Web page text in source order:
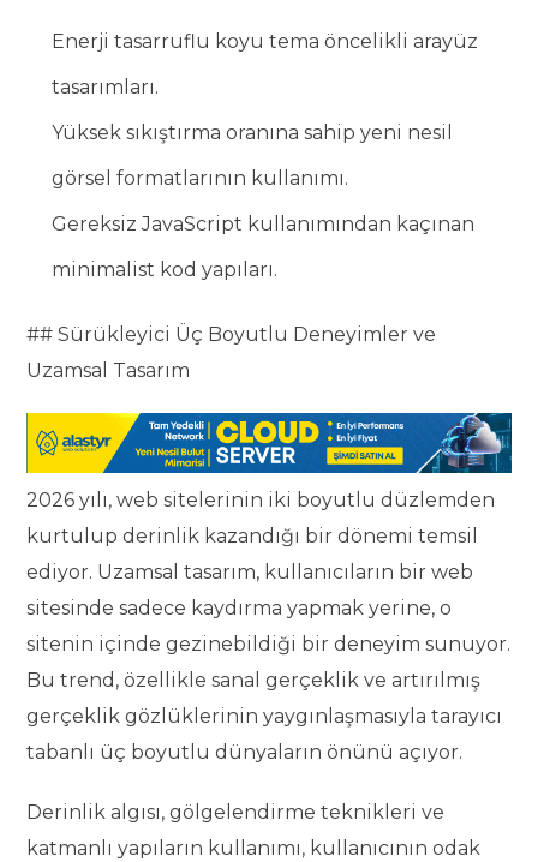
Enerji tasarruflu koyu tema öncelikli arayüz
tasarımları.
Yüksek sıkıştırma oranına sahip yeni nesil
görsel formatlarının kullanımı.
Gereksiz JavaScript kullanımından kaçınan
minimalist kod yapıları.
## Sürükleyici Üç Boyutlu Deneyimler ve
Uzamsal Tasarım
2026 yılı, web sitelerinin iki boyutlu düzlemden
kurtulup derinlik kazandığı bir dönemi temsil
ediyor. Uzamsal tasarım, kullanıcıların bir web
sitesinde sadece kaydırma yapmak yerine, o
sitenin içinde gezinebildiği bir deneyim sunuyor.
Bu trend, özellikle sanal gerçeklik ve artırılmış
gerçeklik gözlüklerinin yaygınlaşmasıyla tarayıcı
tabanlı üç boyutlu dünyaların önünü açıyor.
Derinlik algısı, gölgelendirme teknikleri ve
katmanlı yapıların kullanımı, kullanıcının odak